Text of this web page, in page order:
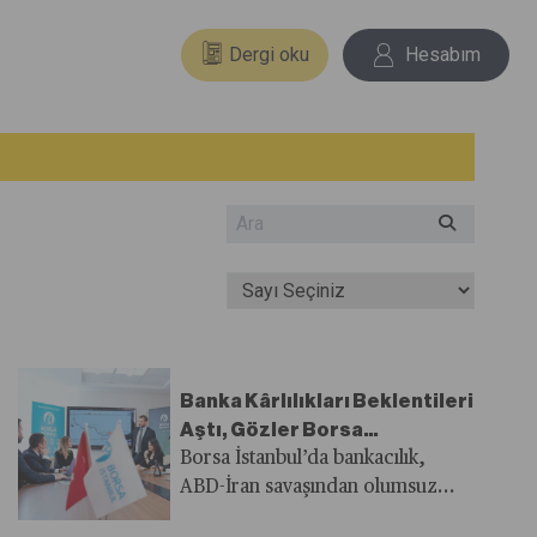
Dergi oku Hesabım
Banka Kârlılıkları Beklentileri
Aştı, Gözler Borsa
Fiyatlamalarına Döndü
Borsa İstanbul’da bankacılık,
ABD-İran savaşından olumsuz